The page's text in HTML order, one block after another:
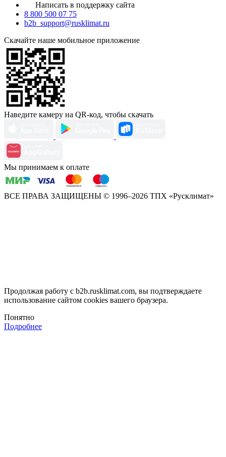
Написать в поддержку сайта
8 800 500 07 75
b2b_support@rusklimat.ru
Скачайте наше мобильное приложение
Наведите камеру на QR-код, чтобы скачать
Мы принимаем к оплате
ВСЕ ПРАВА ЗАЩИЩЕНЫ © 1996–2026 ТПХ «Русклимат»
Продолжая работу с b2b.rusklimat.com, вы подтверждаете
использование сайтом cookies вашего браузера.
Понятно
Подробнее